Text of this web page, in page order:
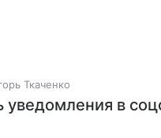
Ткаченко
уведомления в